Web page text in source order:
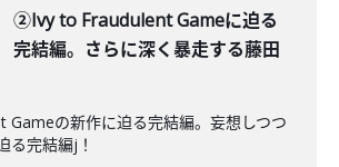
②Ivy to Fraudulent Gameに迫る
完結編。さらに深く暴走する藤田
Gameの新作に迫る完結編。妄想しつつ
る完結編j！